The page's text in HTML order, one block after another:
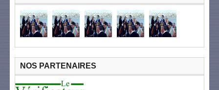
NOS PARTENAIRES